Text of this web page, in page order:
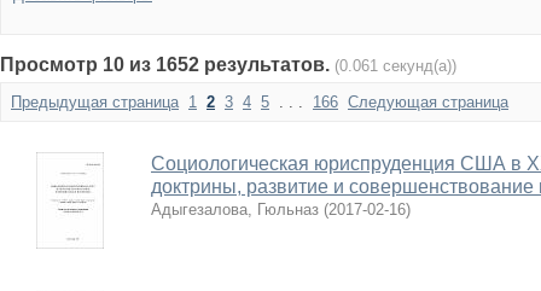
Просмотр 10 из 1652 результатов. (0.061 секунд(а))
Предыдущая страница 1 2 3 4 5 . . . 166 Следующая страница
Социологическая юриспруденция США в
доктрины, развитие и совершенствование
Адыгезалова, Гюльназ (2017-02-16)